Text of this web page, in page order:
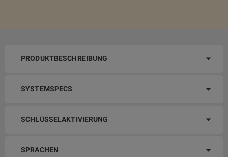
PRODUKTBESCHREIBUNG
SYSTEMSPECS
SCHLÜSSELAKTIVIERUNG
SPRACHEN